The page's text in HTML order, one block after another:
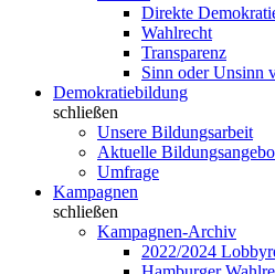
Direkte
Wahlrecht
Transparenz
Sinn oder Unsinn
Demokratiebildung
schließen
Unsere Bildungsarbeit
Aktuelle
Umfrage
Kampagnen
schließen
Kampagnen-Archiv
2022/2024